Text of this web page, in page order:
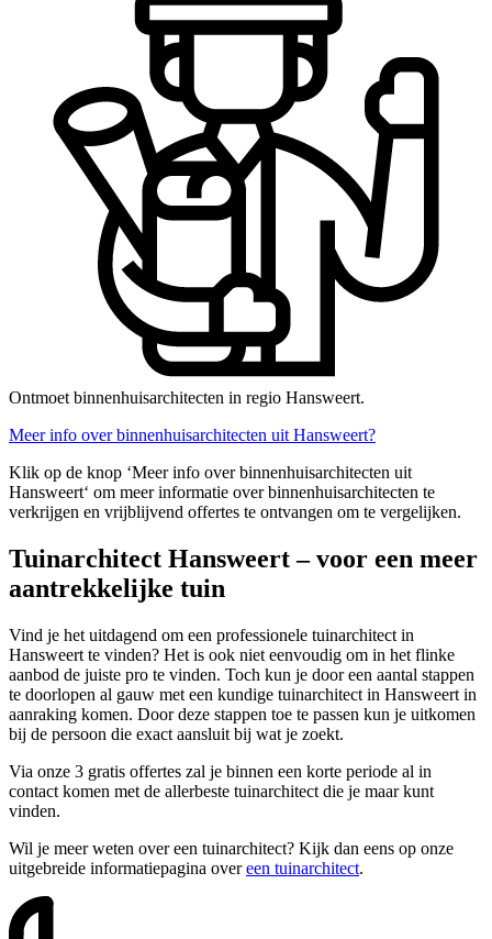
Ontmoet binnenhuisarchitecten in regio Hansweert.
Meer info over binnenhuisarchitecten uit Hansweert?
Klik op de knop ‘Meer info over binnenhuisarchitecten uit
Hansweert‘ om meer informatie over binnenhuisarchitecten te
verkrijgen en vrijblijvend offertes te ontvangen om te vergelijken.
Tuinarchitect Hansweert – voor een meer
aantrekkelijke tuin
Vind je het uitdagend om een professionele tuinarchitect in
Hansweert te vinden? Het is ook niet eenvoudig om in het flinke
aanbod de juiste pro te vinden. Toch kun je door een aantal stappen
te doorlopen al gauw met een kundige tuinarchitect in Hansweert in
aanraking komen. Door deze stappen toe te passen kun je uitkomen
bij de persoon die exact aansluit bij wat je zoekt.
Via onze 3 gratis offertes zal je binnen een korte periode al in
contact komen met de allerbeste tuinarchitect die je maar kunt
vinden.
Wil je meer weten over een tuinarchitect? Kijk dan eens op onze
uitgebreide informatiepagina overeen tuinarchitect.